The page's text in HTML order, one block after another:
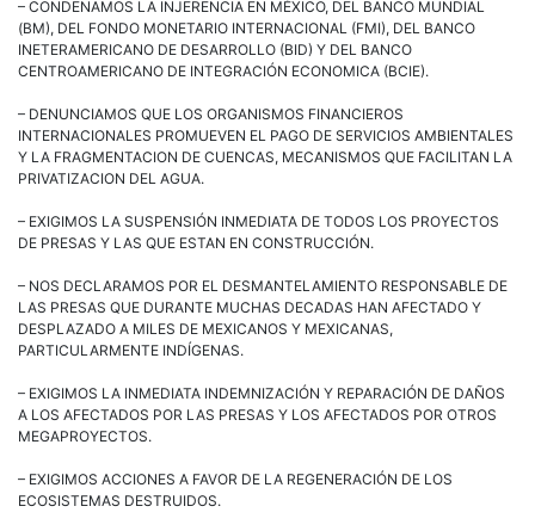
– CONDENAMOS LA INJERENCIA EN MÉXICO, DEL BANCO MUNDIAL
(BM), DEL FONDO MONETARIO INTERNACIONAL (FMI), DEL BANCO
INETERAMERICANO DE DESARROLLO (BID) Y DEL BANCO
CENTROAMERICANO DE INTEGRACIÓN ECONOMICA (BCIE).
– DENUNCIAMOS QUE LOS ORGANISMOS FINANCIEROS
INTERNACIONALES PROMUEVEN EL PAGO DE SERVICIOS AMBIENTALES
Y LA FRAGMENTACION DE CUENCAS, MECANISMOS QUE FACILITAN LA
PRIVATIZACION DEL AGUA.
– EXIGIMOS LA SUSPENSIÓN INMEDIATA DE TODOS LOS PROYECTOS
DE PRESAS Y LAS QUE ESTAN EN CONSTRUCCIÓN.
– NOS DECLARAMOS POR EL DESMANTELAMIENTO RESPONSABLE DE
LAS PRESAS QUE DURANTE MUCHAS DECADAS HAN AFECTADO Y
DESPLAZADO A MILES DE MEXICANOS Y MEXICANAS,
PARTICULARMENTE INDÍGENAS.
– EXIGIMOS LA INMEDIATA INDEMNIZACIÓN Y REPARACIÓN DE DAÑOS
A LOS AFECTADOS POR LAS PRESAS Y LOS AFECTADOS POR OTROS
MEGAPROYECTOS.
– EXIGIMOS ACCIONES A FAVOR DE LA REGENERACIÓN DE LOS
ECOSISTEMAS DESTRUIDOS.